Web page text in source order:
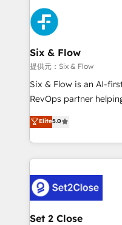
respuestas para
el primer caso de uso
días.
Fiverr, XM Cyber,
Design Automation and Uptive. 📊
architecture 🔗 CRM
integrations 🤖 AI
enablement & company-
HubSpot
confidence and that
Six & Flow
提供元：Six & Flow
Six & Flow is an AI-
RevOps partner
grow with clarity,
Operating across the
Canada, we’ve
HubSpot projects for
combine HubSpot,
go-to-market systems
and technology for
Elite5.0
Set 2 Close